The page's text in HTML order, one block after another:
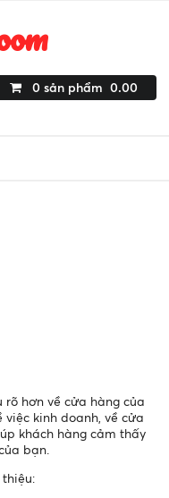
0 sản phẩm 0.00
hơn về cửa hàng của
việc kinh doanh, về cửa
khách hàng cảm thấy
bạn.